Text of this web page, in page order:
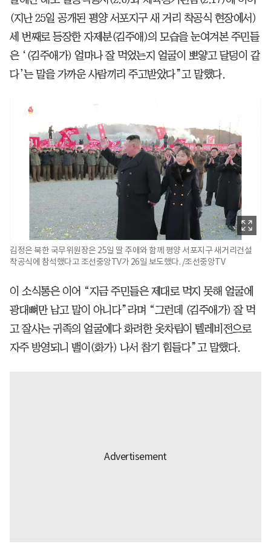
(지난 25일 공개된 평양 서포지구 새 거리 착공식 현장에서)
세 번째로 등장한 자제분(김주애)의 모습을 눈여겨본 주민들
은 ‘(김주애가) 얼마나 잘 먹었는지 얼굴이 뽀얗고 달덩이 같
다’는 말을 가까운 사람끼리 주고받았다”고 말했다.
김정은 북한 국무위원장은 25일 딸 주애와 함께 평양 서포지구 새거리건설
착공식에 참석했다고 조선중앙TV가 26일 보도했다. /조선중앙TV
이 소식통은 이어 “지금 주민들은 제대로 먹지 못해 얼굴에
광대뼈만 남고 말이 아니다”라며 “그런데 (김주애가) 잘 먹
고 잘사는 귀족의 얼굴에다 화려한 옷차림이 텔레비전으로
자주 방영되니 밸이(화가) 나서 참기 힘들다”고 말했다.